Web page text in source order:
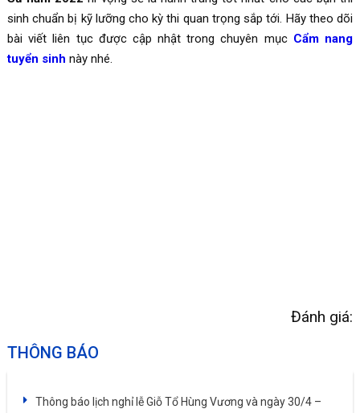
sinh chuẩn bị kỹ lưỡng cho kỳ thi quan trọng sắp tới. Hãy theo dõi
bài viết liên tục được cập nhật trong chuyên mục Cẩm nang
tuyển sinh này nhé.
Đánh giá:
THÔNG BÁO
Thông báo lịch nghỉ lễ Giỗ Tổ Hùng Vương và ngày 30/4 –